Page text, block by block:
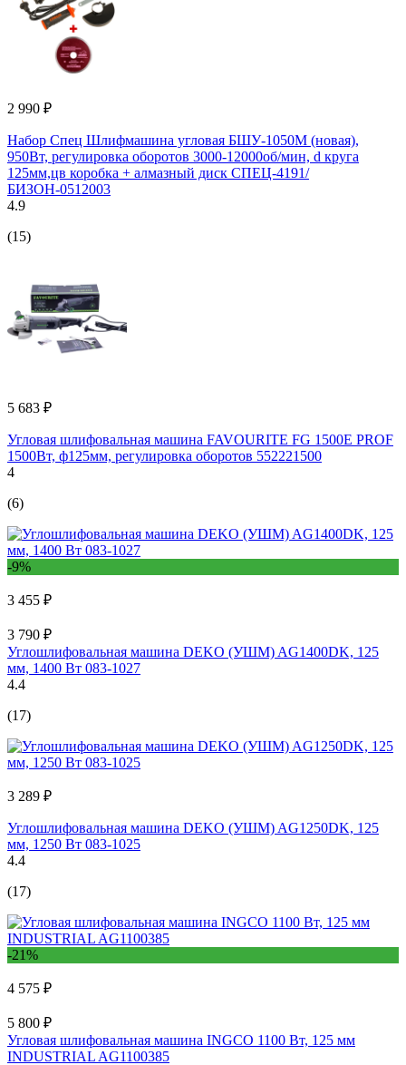
2 990 ₽
Набор Спец Шлифмашина угловая БШУ-1050М (новая),
950Вт, регулировка оборотов 3000-12000об/мин, d круга
125мм,цв коробка + алмазный диск СПЕЦ-4191/
БИЗОН-0512003
4.9
(15)
5 683 ₽
Угловая шлифовальная машина FAVOURITE FG 1500E PROF
1500Вт, ф125мм, регулировка оборотов 552221500
4
(6)
-9%
3 455 ₽
3 790 ₽
Углошлифовальная машина DEKO (УШМ) AG1400DK, 125
мм, 1400 Вт 083-1027
4.4
(17)
3 289 ₽
Углошлифовальная машина DEKO (УШМ) AG1250DK, 125
мм, 1250 Вт 083-1025
4.4
(17)
-21%
4 575 ₽
5 800 ₽
Угловая шлифовальная машина INGCO 1100 Вт, 125 мм
INDUSTRIAL AG1100385